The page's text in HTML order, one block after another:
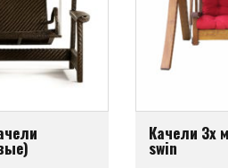
Качели 3х
swin